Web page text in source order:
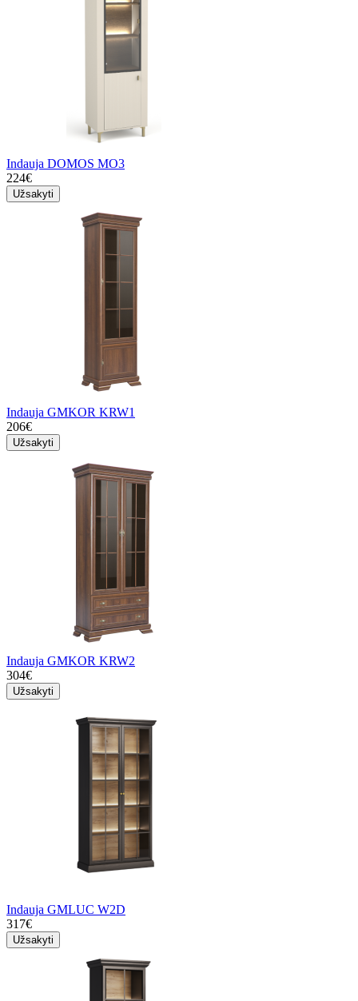
Indauja DOMOS MO3
224€
Užsakyti
Indauja GMKOR KRW1
206€
Užsakyti
Indauja GMKOR KRW2
304€
Užsakyti
Indauja GMLUC W2D
317€
Užsakyti